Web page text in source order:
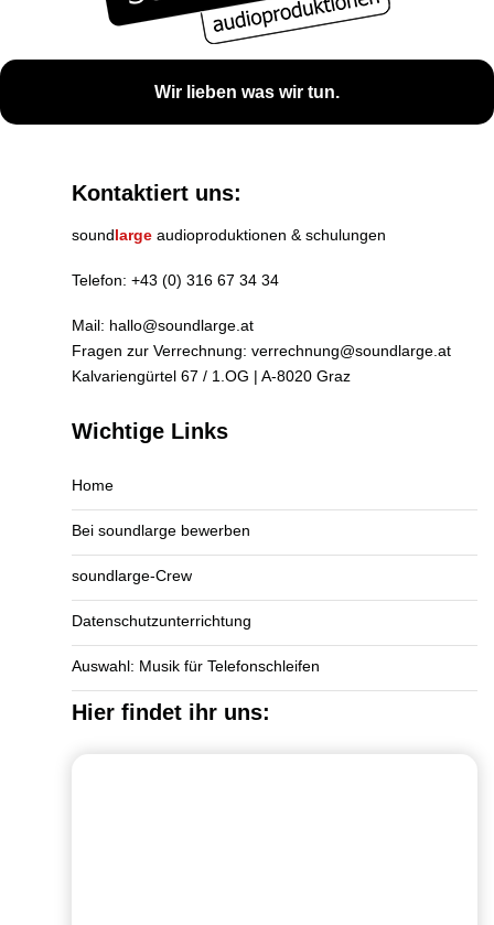
Wir lieben was wir tun.
Kontaktiert uns:
soundlarge audioproduktionen & schulungen
Telefon: +43 (0) 316 67 34 34
Mail: hallo@soundlarge.at
Fragen zur Verrechnung: verrechnung@soundlarge.at
Kalvariengürtel 67 / 1.OG | A-8020 Graz
Wichtige Links
Home
Bei soundlarge bewerben
soundlarge-Crew
Datenschutzunterrichtung
Auswahl: Musik für Telefonschleifen
Hier findet ihr uns: